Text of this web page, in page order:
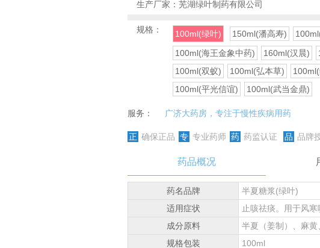
生产厂家： 芜湖绿叶制药有限公司
规格： 100ml(绿叶) 150ml(潘高寿)
100ml(海王金象中药)
160ml(汉晨)
100ml(双蚁)
100ml(弘本草)
100ml(平光信谊)
100ml(武当金鼎)
服务： 广济大药房，专注于慢性疾病用药
正 确保正品 专 专业药师 药 药监认证 品 品牌
药品概况
药名品牌
半夏糖浆(绿叶)
适用症状
止咳祛痰。用于风寒
成分原料
半夏（姜制）、麻黄
规格包装
100ml